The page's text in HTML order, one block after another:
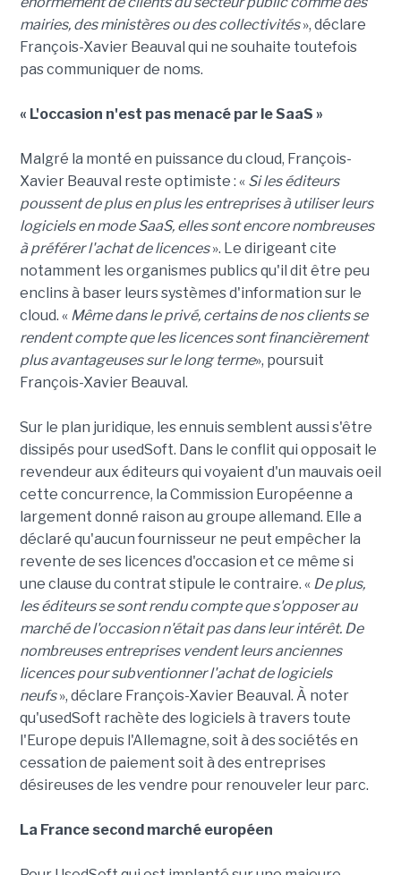
mairies, des ministères ou des collectivités», déclare
François-Xavier Beauval qui ne souhaite toutefois
pas communiquer de noms.
« L'occasion n'est pas menacé par le SaaS »
Malgré la monté en puissance du cloud, François-
Xavier Beauval reste optimiste : « Si les éditeurs
poussent de plus en plus les entreprises à utiliser leurs
logiciels en mode SaaS, elles sont encore nombreuses
à préférer l'achat de licences». Le dirigeant cite
notamment les organismes publics qu'il dit être peu
enclins à baser leurs systèmes d'information sur le
cloud. « Même dans le privé, certains de nos clients se
rendent compte que les licences sont financièrement
plus avantageuses sur le long terme», poursuit
François-Xavier Beauval.
Sur le plan juridique, les ennuis semblent aussi s'être
dissipés pour usedSoft. Dans le conflit qui opposait le
revendeur aux éditeurs qui voyaient d'un mauvais oeil
cette concurrence, la Commission Européenne a
largement donné raison au groupe allemand. Elle a
déclaré qu'aucun fournisseur ne peut empêcher la
revente de ses licences d'occasion et ce même si
une clause du contrat stipule le contraire. « De plus,
les éditeurs se sont rendu compte que s'opposer au
marché de l'occasion n'était pas dans leur intérêt. De
nombreuses entreprises vendent leurs anciennes
licences pour subventionner l'achat de logiciels
neufs», déclare François-Xavier Beauval. À noter
qu'usedSoft rachète des logiciels à travers toute
l'Europe depuis l'Allemagne, soit à des sociétés en
cessation de paiement soit à des entreprises
désireuses de les vendre pour renouveler leur parc.
La France second marché européen